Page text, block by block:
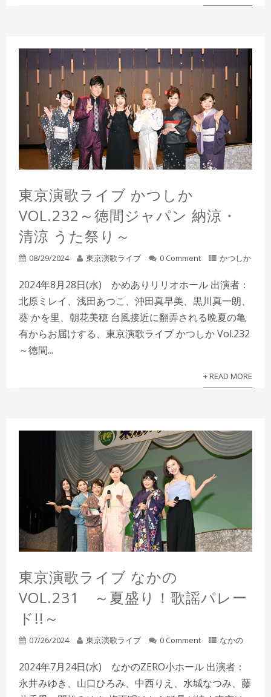
東京演歌ライブ かつしか
VOL.232～徳間ジャパン 納涼・
清涼 うた祭り～
08/29/2024 東京演歌ライブ 0 Comment かつしか
2024年8月28日(水) かめありリリオホール 出演者：
北原ミレイ、浅田あつこ、沖田真早美、黒川真一朗、
葵 かを里、朝花美穂 台風接近に翻弄される晩夏の亀
有からお届けする、東京演歌ライブ かつしか Vol.232
～徳間...
+ READ MORE
東京演歌ライブ なかの
VOL.231 ～夏盛り！歌謡パレー
ド!!～
07/26/2024 東京演歌ライブ 0 Comment なかの
2024年7月24日(水) なかのZERO小ホール 出演者：
永井みゆき、山口ひろみ、中西りえ、水城なつみ、藤